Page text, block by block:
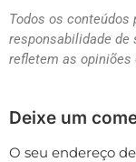
Todos os
responsabilidade de
refletem as opiniões
Deixe um
O seu endereço